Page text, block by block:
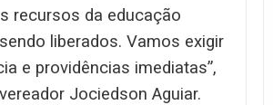
recursos da educação
liberados. Vamos exigir
e providências imediatas”,
Jociedson Aguiar.